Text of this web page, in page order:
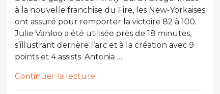
des
Anges »
à la nouvelle franchise du Fire, les New-Yorkaises
ont assuré pour remporter la victoire 82 à 100.
Julie Vanloo a été utilisée près de 18 minutes,
s’illustrant derrière l’arc et à la création avec 9
points et 4 assists. Antonia …
Continuer la lecture